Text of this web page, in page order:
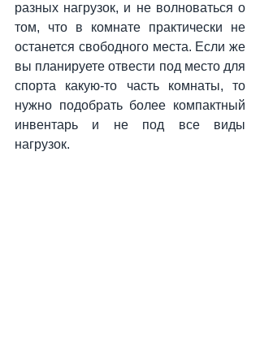
разных нагрузок, и не волноваться о
том, что в комнате практически не
останется свободного места. Если же
вы планируете отвести под место для
спорта какую-то часть комнаты, то
нужно подобрать более компактный
инвентарь и не под все виды
нагрузок.